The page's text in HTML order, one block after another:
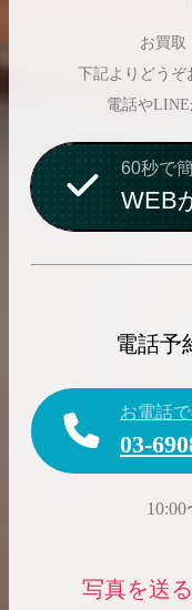
お買取
下記よりどうぞ
電話や
60秒で
WEB
電話予
お電話
03-
10:00
写真を送